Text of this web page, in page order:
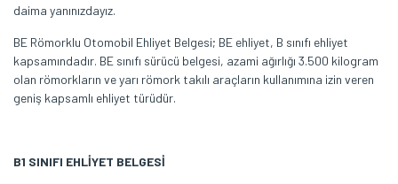
daima yanınızdayız.
BE Römorklu Otomobil Ehliyet Belgesi; BE ehliyet, B sınıfı ehliyet
kapsamındadır. BE sınıfı sürücü belgesi, azami ağırlığı 3.500 kilogram
olan römorkların ve yarı römork takılı araçların kullanımına izin veren
geniş kapsamlı ehliyet türüdür.
B1 SINIFI EHLİYET BELGESİ